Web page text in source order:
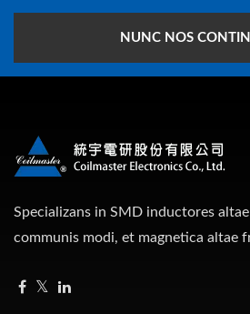
NUNC NOS
Specializans in SMD inductores
communis modi, et magnetica altae